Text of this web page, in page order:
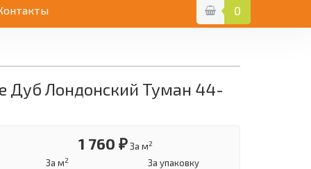
0
Дуб Лондонский Туман 44-
1 760 ₽ За м2
За м2 За упаковку